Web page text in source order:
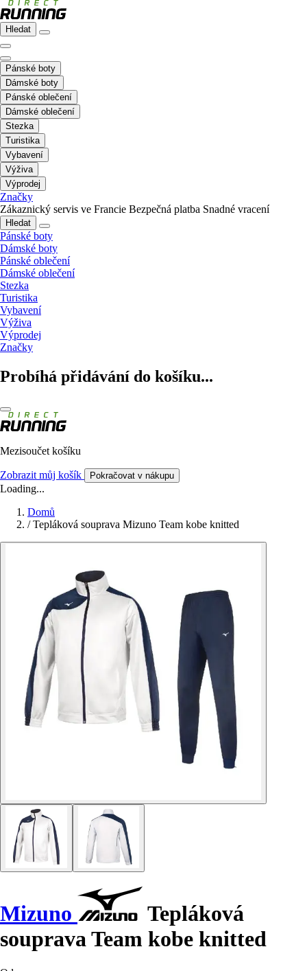
Hledat
Pánské boty
Dámské boty
Pánské oblečení
Dámské oblečení
Stezka
Turistika
Vybavení
Výživa
Výprodej
Značky
Zákaznický servis ve Francie Bezpečná platba Snadné vracení
Hledat
Pánské boty
Dámské boty
Pánské oblečení
Dámské oblečení
Stezka
Turistika
Vybavení
Výživa
Výprodej
Značky
Probíhá přidávání do košíku...
Mezisoučet košíku
Zobrazit můj košík Pokračovat v nákupu
Loading...
Domů
/ Tepláková souprava Mizuno Team kobe knitted
Mizuno
Tepláková
souprava Team kobe knitted